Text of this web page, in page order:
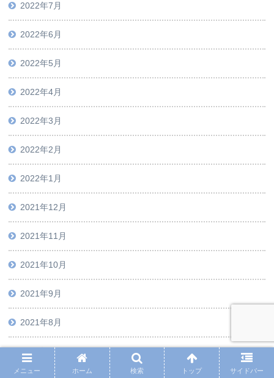
2022年7月
2022年6月
2022年5月
2022年4月
2022年3月
2022年2月
2022年1月
2021年12月
2021年11月
2021年10月
2021年9月
2021年8月
2021年5月
メニュー ホーム 検索 トップ サイドバー